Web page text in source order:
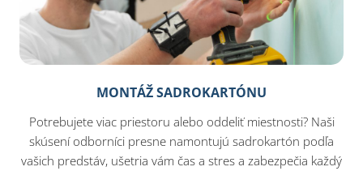
MONTÁŽ SADROKARTÓNU
Potrebujete viac priestoru alebo oddeliť miestnosti? Naši
skúsení odborníci presne namontujú sadrokartón podľa
vašich predstáv, ušetria vám čas a stres a zabezpečia každý